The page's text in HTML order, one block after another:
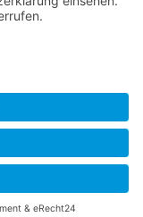
all rights reserved I Made
MwSt.